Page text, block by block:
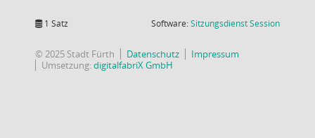
1 Satz Software:SitzungsdienstSession(Wird in
© 2025 Stadt Fürth Datenschutz
Impressum
Umsetzung:digitalfabriX GmbH